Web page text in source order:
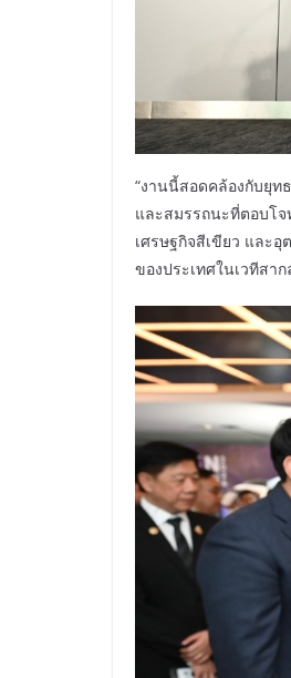
“งานนี้สอดคล้องกับยุท
และสมรรถนะที่ตอบโ
เศรษฐกิจสีเขียว และ
ของประเทศในเวทีสา